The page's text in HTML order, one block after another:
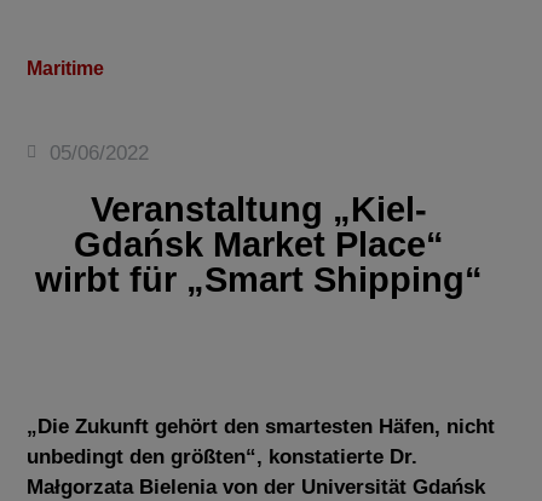
Maritime
05/06/2022
Veranstaltung „Kiel-
Gdańsk Market Place“
wirbt für „Smart Shipping“
„Die Zukunft gehört den smartesten Häfen, nicht
unbedingt den größten“, konstatierte Dr.
Małgorzata Bielenia von der Universität Gdańsk